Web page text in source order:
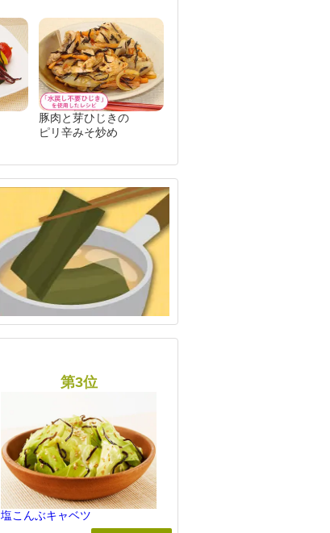
豚肉と芽ひじきの
ピリ辛みそ炒め
塩こんぶキャベツ